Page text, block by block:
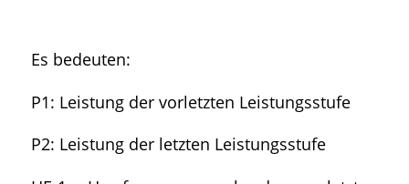
Es bedeuten:
P1: Leistung der vorletzten Leistungsstufe
P2: Leistung der letzten Leistungsstufe